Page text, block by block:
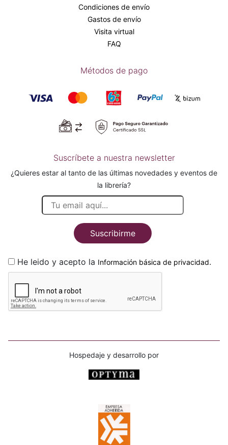
Condiciones de envío
Gastos de envío
Visita virtual
FAQ
Métodos de pago
Suscríbete a nuestra newsletter
¿Quieres estar al tanto de las últimas novedades y eventos de
la librería?
Suscribirme
He leido y acepto la Información básica de privacidad.
Hospedaje y desarrollo por